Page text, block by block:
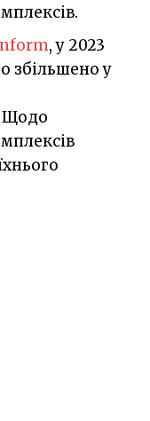
, у 2023
збільшено у
Щодо